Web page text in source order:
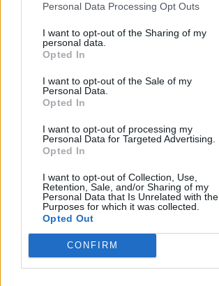
Personal Data Processing Opt Outs
I want to opt-out of the Sharing of my
personal data.
Opted In
I want to opt-out of the Sale of my
Personal Data.
Opted In
I want to opt-out of processing my
Personal Data for Targeted Advertising.
Opted In
I want to opt-out of Collection, Use,
Retention, Sale, and/or Sharing of my
Personal Data that Is Unrelated with the
Purposes for which it was collected.
Opted Out
CONFIRM
35 cm
Brzdiaca vzdialenosť:
TL
EU smernica:
Hlučnosť:
Hlučnosť typ:
2
96 (710kg)
Konštrukcia:
Radiální
Palce:
21
Počet v balení:
2
Priľnavosť na mokru:
B